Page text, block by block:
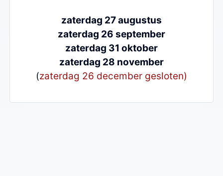
zaterdag 27 augustus
zaterdag 26 september
zaterdag 31 oktober
zaterdag 28 november
(zaterdag 26 december gesloten)